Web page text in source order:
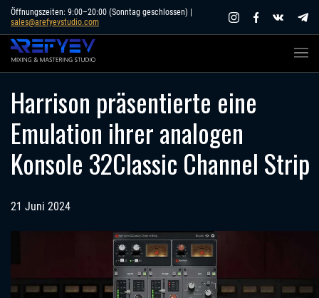
Skip
content
Öffnungszeiten: 9:00–20:00 (Sonntag geschlossen) |
sales@arefyevstudio.com
Harrison präsentierte eine
Emulation ihrer analogen
Konsole 32Classic Channel Strip
21 Juni 2024